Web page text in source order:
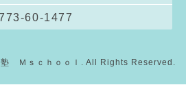
60-1477
Ｍｓｃｈｏｏｌ . All Rights Reserved.